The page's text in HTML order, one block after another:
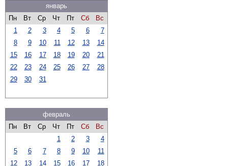
январь
Пн
Вт Ср Чт Пт Сб
Вс
1
2 3 4 5 6
7
8
9 10 11 12 13
14
15
16 17 18 19 20
21
22
23 24 25 26 27
28
29
30 31
февраль
Пн
Вт Ср Чт Пт Сб
Вс
1
2 3
4
5
6 7 8 9 10
11
12
13 14 15 16 17 18